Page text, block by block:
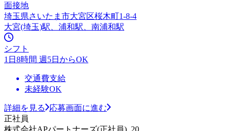
面接地
埼玉県さいたま市大宮区桜木町1-8-4
大宮(埼玉)駅、浦和駅、南浦和駅
シフト
1日8時間 週5日からOK
交通費支給
未経験OK
詳細を見る
応募画面に進む
正社員
株式会社APパートナーズ(正社員)_20